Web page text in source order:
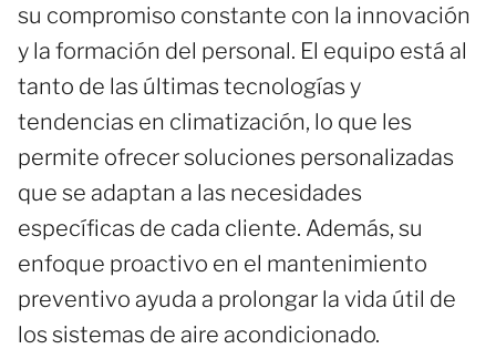
su compromiso constante con la innovación
y la formación del personal. El equipo está al
tanto de las últimas tecnologías y
tendencias en climatización, lo que les
permite ofrecer soluciones personalizadas
que se adaptan a las necesidades
específicas de cada cliente. Además, su
enfoque proactivo en el mantenimiento
preventivo ayuda a prolongar la vida útil de
los sistemas de aire acondicionado.